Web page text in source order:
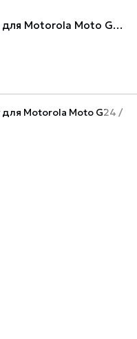
Кожаный чехол-книжка Classy для Motorola Moto G24 / G04 / E14 Gold